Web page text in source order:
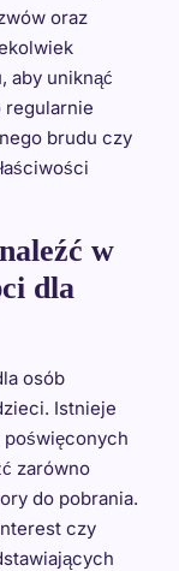
oraz
aby uniknąć
regularnie
brudu czy
w
dla
osób
Istnieje
zarówno
do pobrania.
czy